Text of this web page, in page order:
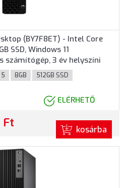
(BY7F8ET) - Intel Core
SSD, Windows 11
számítógép, 3 év helyszíni
8GB 512GB SSD
ELÉRHETŐ
Ft kosárba